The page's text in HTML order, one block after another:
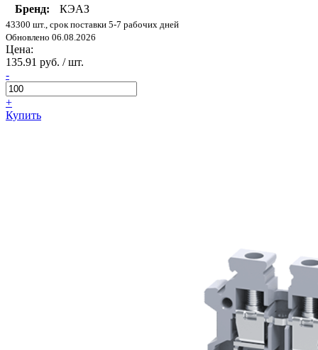
Бренд:
КЭАЗ
43300 шт., срок поставки 5-7 рабочих дней
Обновлено 06.08.2026
Цена:
135.91 руб. / шт.
-
+
Купить